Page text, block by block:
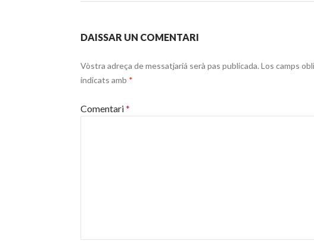
DAISSAR UN COMENTARI
Vòstra adreça de messatjariá serà pas publicada. Los camps
indicats amb *
Comentari*